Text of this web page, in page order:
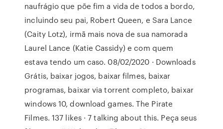
naufrágio que põe fim a vida de todos a bordo,
incluindo seu pai, Robert Queen, e Sara Lance
(Caity Lotz), irmã mais nova de sua namorada
Laurel Lance (Katie Cassidy) e com quem
estava tendo um caso. 08/02/2020 · Downloads
Grátis, baixar jogos, baixar filmes, baixar
programas, baixar via torrent completo, baixar
windows 10, download games. The Pirate
Filmes. 137 likes · 7 talking about this. Peça seus